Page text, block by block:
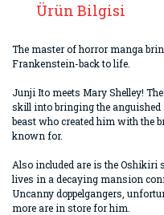
Ürün Bilgisi
The master of horror manga
Frankenstein-back to life.
Junji Ito meets Mary Shelley!
skill into bringing the
beast who created him with the
known for.
Also included are is the Oshikiri
lives in a decaying mansion
Uncanny doppelgangers,
more are in store for him.